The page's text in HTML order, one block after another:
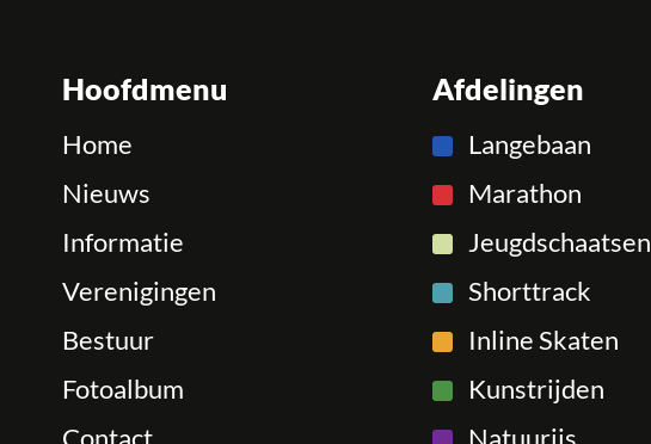
Hoofdmenu
Home
Nieuws
Informatie
Verenigingen
Bestuur
Fotoalbum
Contact
Afdelingen
Langebaan
Marathon
Jeugdschaatsen
Shorttrack
Inline Skaten
Kunstrijden
Natuurijs